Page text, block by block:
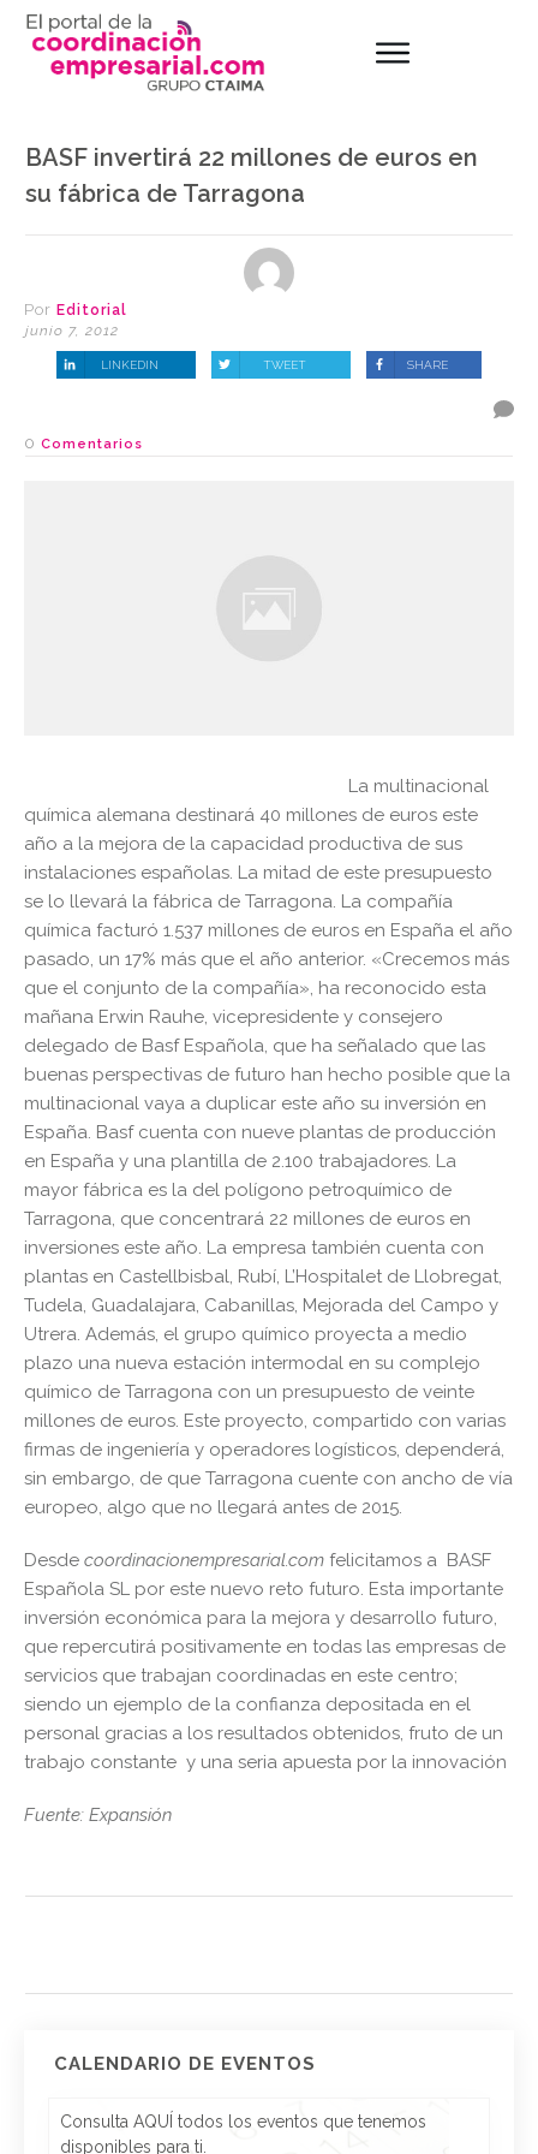
BASF invertirá 22 millones de euros en
su fábrica de Tarragona
Por Editorial
junio 7, 2012
LINKEDIN TWEET SHARE
0 Comentarios
La multinacional
química alemana destinará 40 millones de euros este
año a la mejora de la capacidad productiva de sus
instalaciones españolas. La mitad de este presupuesto
se lo llevará la fábrica de Tarragona. La compañía
química facturó 1.537 millones de euros en España el año
pasado, un 17% más que el año anterior. «Crecemos más
que el conjunto de la compañía», ha reconocido esta
mañana Erwin Rauhe, vicepresidente y consejero
delegado de Basf Española, que ha señalado que las
buenas perspectivas de futuro han hecho posible que la
multinacional vaya a duplicar este año su inversión en
España. Basf cuenta con nueve plantas de producción
en España y una plantilla de 2.100 trabajadores. La
mayor fábrica es la del polígono petroquímico de
Tarragona, que concentrará 22 millones de euros en
inversiones este año. La empresa también cuenta con
plantas en Castellbisbal, Rubí, L’Hospitalet de Llobregat,
Tudela, Guadalajara, Cabanillas, Mejorada del Campo y
Utrera. Además, el grupo químico proyecta a medio
plazo una nueva estación intermodal en su complejo
químico de Tarragona con un presupuesto de veinte
millones de euros. Este proyecto, compartido con varias
firmas de ingeniería y operadores logísticos, dependerá,
sin embargo, de que Tarragona cuente con ancho de vía
europeo, algo que no llegará antes de 2015.
Desde coordinacionempresarial.com felicitamos a BASF
Española SL por este nuevo reto futuro. Esta importante
inversión económica para la mejora y desarrollo futuro,
que repercutirá positivamente en todas las empresas de
servicios que trabajan coordinadas en este centro;
siendo un ejemplo de la confianza depositada en el
personal gracias a los resultados obtenidos, fruto de un
trabajo constante y una seria apuesta por la innovación
Fuente: Expansión
CALENDARIO DE EVENTOS
Consulta AQUÍ todos los eventos que tenemos
disponibles para ti.